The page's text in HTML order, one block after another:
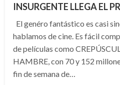
INSURGENTE LLEGA EL
El genéro fantástico es casi
hablamos de cine. Es fácil
de películas como
HAMBRE, con 70 y 152
fin de semana de…